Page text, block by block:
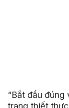
“Bắt đầu đúng
trang thiết